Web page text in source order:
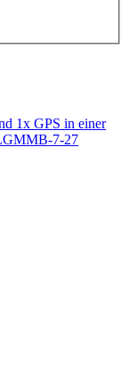
1x GPS in einer
7-27